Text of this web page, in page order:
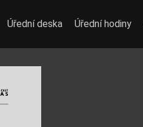
Úřední deska Úřední hodiny